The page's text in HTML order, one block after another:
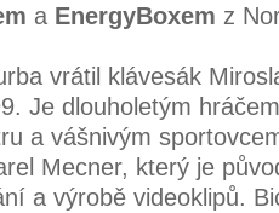
a EnergyBoxem z
vrátil klávesák
Je dlouholetým
a vášnivým
Mecner, který je
a výrobě videoklipů.